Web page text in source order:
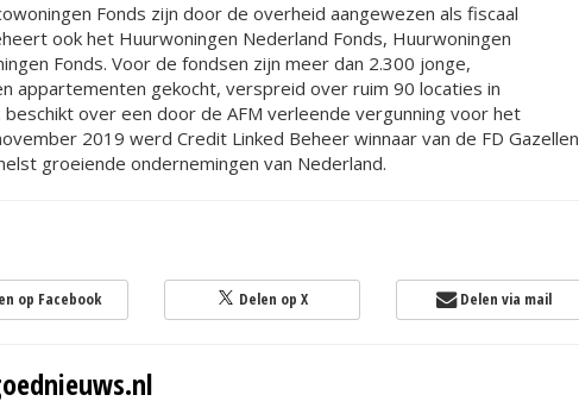
Fonds zijn door de overheid aangewezen als fiscaal
ook het Huurwoningen Nederland Fonds, Huurwoningen
Fonds. Voor de fondsen zijn meer dan 2.300 jonge,
appartementen gekocht, verspreid over ruim 90 locaties in
beschikt over een door de AFM verleende vergunning voor het
2019 werd Credit Linked Beheer winnaar van de FD Gazellen
groeiende ondernemingen van Nederland.
op Facebook Delen op X Delen via mail